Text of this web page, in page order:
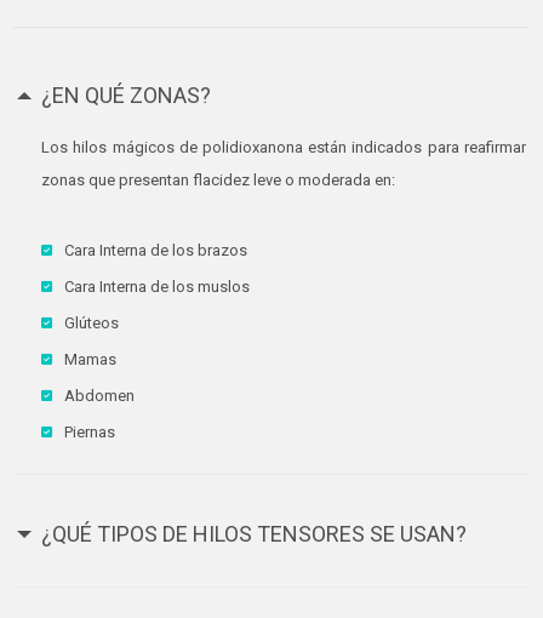
¿EN QUÉ ZONAS?
Los hilos mágicos de polidioxanona están indicados para reafirmar
zonas que presentan flacidez leve o moderada en:
Cara Interna de los brazos
Cara Interna de los muslos
Glúteos
Mamas
Abdomen
Piernas
¿QUÉ TIPOS DE HILOS TENSORES SE USAN?